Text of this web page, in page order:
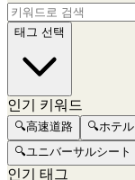
태그 선택
인기 키워드
🔍高速道路 🔍ホテル
🔍ユニバーサルシート
인기 태그